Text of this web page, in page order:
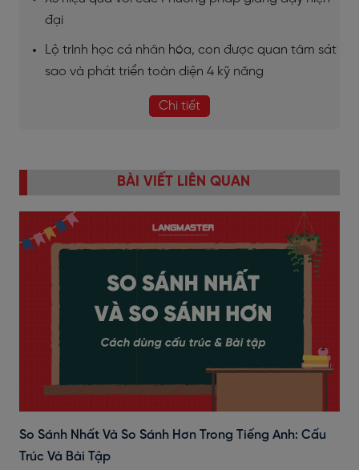
đại
Lộ trình học cá nhân hóa, con được quan tâm sát
sao và phát triển toàn diện 4 kỹ năng
Chi tiết
BÀI VIẾT LIÊN QUAN
So Sánh Nhất Và So Sánh Hơn Trong Tiếng Anh: Cấu
Trúc Và Bài Tập